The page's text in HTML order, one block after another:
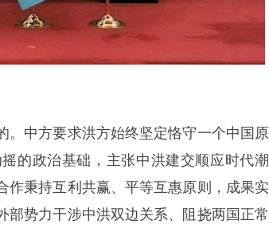
。中方要求洪方始终坚定恪守一个中国原
的政治基础，主张中洪建交顺应时代潮
作秉持互利共赢、平等互惠原则，成果实
部势力干涉中洪双边关系、阻挠两国正常